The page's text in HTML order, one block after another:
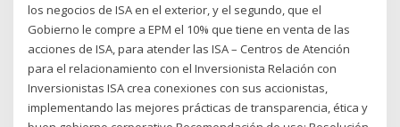
los negocios de ISA en el exterior, y el segundo, que el
Gobierno le compre a EPM el 10% que tiene en venta de las
acciones de ISA, para atender las ISA – Centros de Atención
para el relacionamiento con el Inversionista Relación con
Inversionistas ISA crea conexiones con sus accionistas,
implementando las mejores prácticas de transparencia, ética y